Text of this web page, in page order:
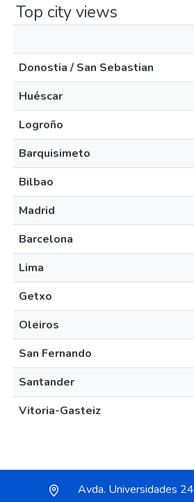
Top city views
Donostia / San Sebastian
Huéscar
Logroño
Barquisimeto
Bilbao
Madrid
Barcelona
Lima
Getxo
Oleiros
San Fernando
Santander
Vitoria-Gasteiz
Avda. Universidades 24